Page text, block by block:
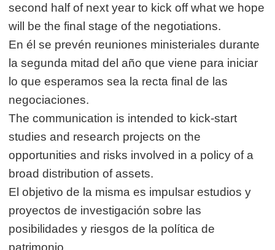
second half of next year to kick off what we hope
will be the final stage of the negotiations.
En él se prevén reuniones ministeriales durante
la segunda mitad del año que viene para iniciar
lo que esperamos sea la recta final de las
negociaciones.
The communication is intended to kick-start
studies and research projects on the
opportunities and risks involved in a policy of a
broad distribution of assets.
El objetivo de la misma es impulsar estudios y
proyectos de investigación sobre las
posibilidades y riesgos de la política de
patrimonio.